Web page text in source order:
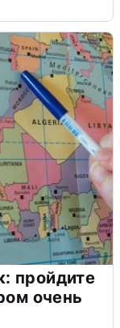
пройдите
очень